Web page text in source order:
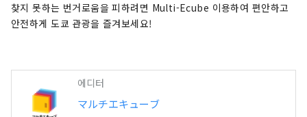
찾지 못하는 번거로움을 피하려면 Multi-Ecube 이용하여 편안하고
안전하게 도쿄 관광을 즐겨보세요!
에디터
マルチエキューブ